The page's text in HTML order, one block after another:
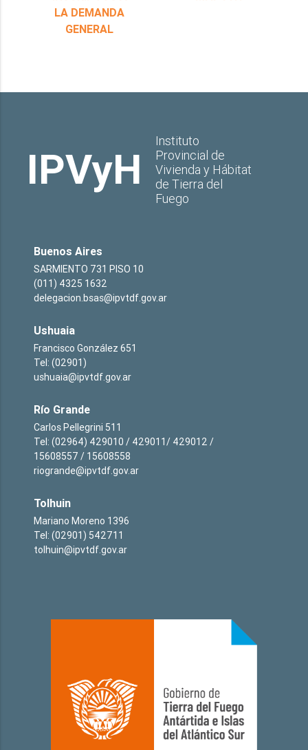
LA DEMANDA
GENERAL
IPVyH
Instituto
Provincial de
Vivienda y Hábitat
de Tierra del
Fuego
Buenos Aires
SARMIENTO 731 PISO 10
(011) 4325 1632
delegacion.bsas@ipvtdf.gov.ar
Ushuaia
Francisco González 651
Tel: (02901)
ushuaia@ipvtdf.gov.ar
Río Grande
Carlos Pellegrini 511
Tel: (02964) 429010 / 429011/ 429012 /
15608557 / 15608558
riogrande@ipvtdf.gov.ar
Tolhuin
Mariano Moreno 1396
Tel: (02901) 542711
tolhuin@ipvtdf.gov.ar